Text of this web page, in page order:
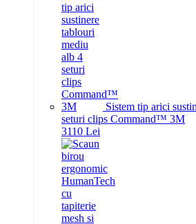
Sistem tip arici
seturi clips Command™ 3M
3110 Lei